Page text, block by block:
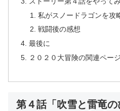
私がスノードラゴンを攻
戦闘後の感想
最後に
２０２０大冒険の関連ページ
第４話「吹雪と雷竜